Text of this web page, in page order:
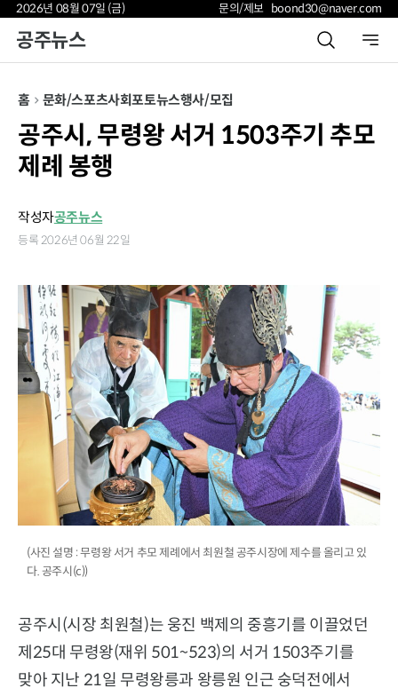
2026년 08월 07일 (금) 문의/제보 boond30@naver.com
공주뉴스
홈 문화/스포츠사회포토뉴스행사/모집
공주시, 무령왕 서거 1503주기 추모
제례 봉행
작성자공주뉴스
등록 2026년 06월 22일
(사진 설명 : 무령왕 서거 추모 제례에서 최원철 공주시장에 제수를 올리고 있
다. 공주시(c))
공주시(시장 최원철)는 웅진 백제의 중흥기를 이끌었던
제25대 무령왕(재위 501~523)의 서거 1503주기를
맞아 지난 21일 무령왕릉과 왕릉원 인근 숭덕전에서